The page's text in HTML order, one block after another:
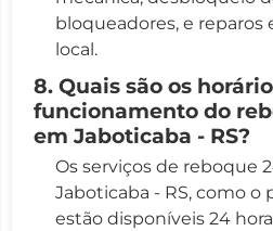
bloqueadores, e reparos
local.
8. Quais são os
funcionamento do
em Jaboticaba - RS?
Os serviços de reboque
Jaboticaba - RS, como o
estão disponíveis 24